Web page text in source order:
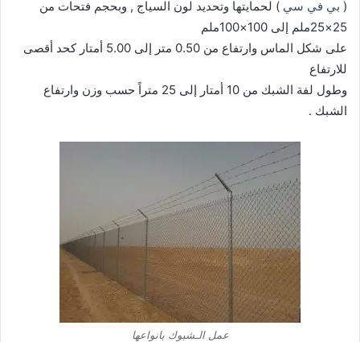
( بي في سي ) لحمايتها وتحديد لون السياج , وبحجم فتحات من
25×25ملم إلى 100×100ملم
على شكل الماس وارتفاع من 0.50 متر إلى 5.00 أمتار كحد أقصى
للارتفاع
وطول لفة الشبك من 10 أمتار إلى 25 متراً حسب وزن وارتفاع
الشبك .
عمل الـشبوك بانواعها